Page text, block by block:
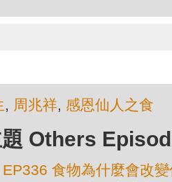
, 周兆祥, 感恩仙人之食
題 Others
EP336 食物為什麼會改